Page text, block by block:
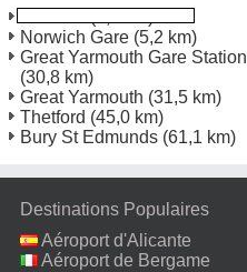
Norwich Gare (5,2 km)
Great Yarmouth Gare Station
(30,8 km)
Great Yarmouth (31,5 km)
Thetford (45,0 km)
Bury St Edmunds (61,1 km)
Destinations Populaires
Aéroport d'Alicante
Aéroport de Bergame